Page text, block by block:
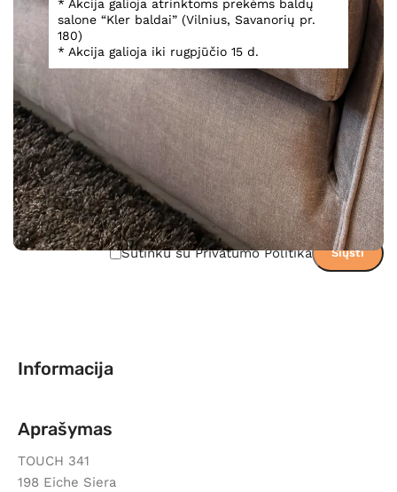
* Akcija galioja atrinktoms prekėms baldų
salone “Kler baldai” (Vilnius, Savanorių pr.
180)
* Akcija galioja iki rugpjūčio 15 d.
Teirautis dėl prekės
Sutinku su Privatumo Politika
Informacija
Aprašymas
TOUCH 341
198 Eiche Siera